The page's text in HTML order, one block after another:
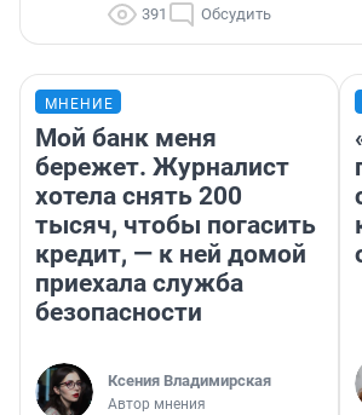
391 Обсудить
МНЕНИЕ
Мой банк меня
бережет. Журналист
хотела снять 200
тысяч, чтобы погасить
кредит, — к ней домой
приехала служба
безопасности
Ксения Владимирская
Автор мнения